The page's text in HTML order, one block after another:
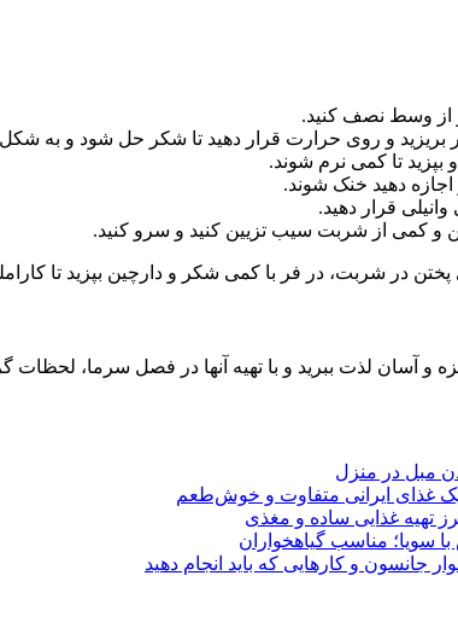
از وسط نصف کنید.
بریزید و روی حرارت قرار دهید تا شکر حل شود و به
تا کمی نرم شوند.
دهید خنک شوند.
قرار دهید.
و کمی از شربت سیب تزیین کنید و سرو کنید.
پختن در شربت، در فر با کمی شکر و دارچین بپزید تا
و آسان لذت ببرید و با تهیه آنها در فصل سرما، لحظات
مبل در منزل
غذای ایرانی متفاوت و خوش‌طعم
تهیه غذایی ساده و مغذی
سویا؛ مناسب گیاهخواران